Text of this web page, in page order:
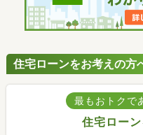
住宅ローンをお考えの方
最もおトクで
住宅ローン